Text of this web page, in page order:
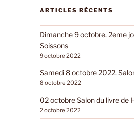
ARTICLES RÉCENTS
Dimanche 9 octobre, 2eme
Soissons
9 octobre 2022
Samedi 8 octobre 2022.
8 octobre 2022
02 octobre Salon du livre de
2 octobre 2022